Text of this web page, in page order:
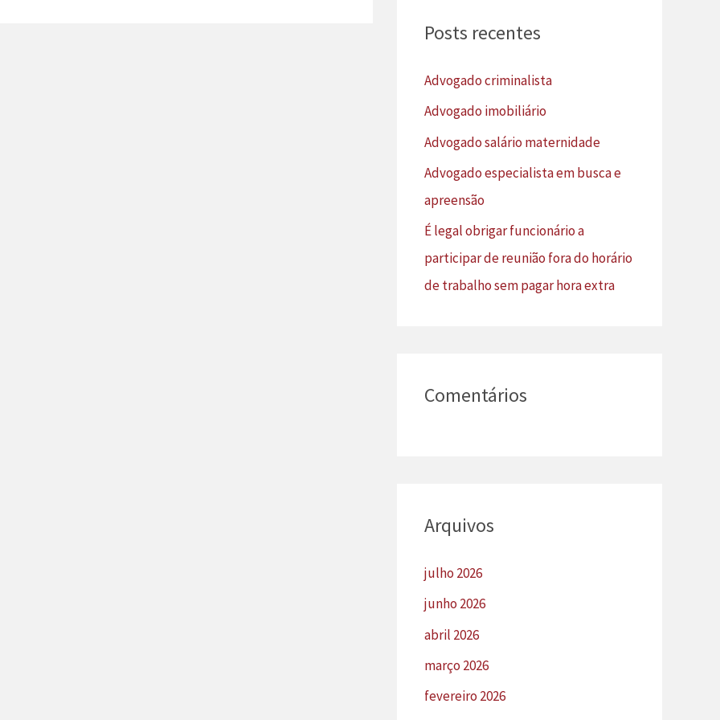
i
p
o
r
:
Posts recentes
Advogado criminalista
Advogado imobiliário
Advogado salário maternidade
Advogado especialista em busca e
apreensão
É legal obrigar funcionário a
participar de reunião fora do horário
de trabalho sem pagar hora extra
Comentários
Arquivos
julho 2026
junho 2026
abril 2026
março 2026
fevereiro 2026